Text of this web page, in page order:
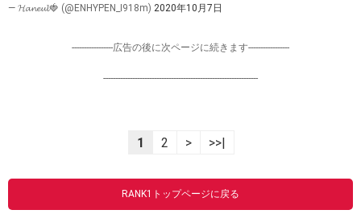
— 𝓗𝓪𝓷𝓮𝓾𝓵🍓 (@ENHYPEN_I918m) 2020年10月7日
-----------------広告の後に次ページに続きます-----------------
----------------------------------------------------------------
1 2 > >>|
RANK1トップページに戻る